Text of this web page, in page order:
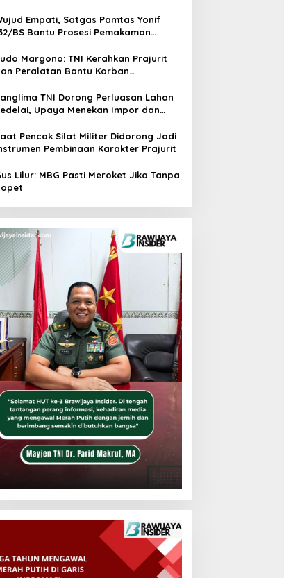
Empati, Satgas Pamtas Yonif
BS Bantu Prosesi Pemakaman
Margono: TNI Kerahkan Prajurit
Peralatan Bantu Korban
TNI Dorong Perluasan Lahan
Upaya Menekan Impor dan
Pencak Silat Militer Didorong Jadi
Pembinaan Karakter Prajurit
Lilur: MBG Pasti Meroket Jika Tanpa